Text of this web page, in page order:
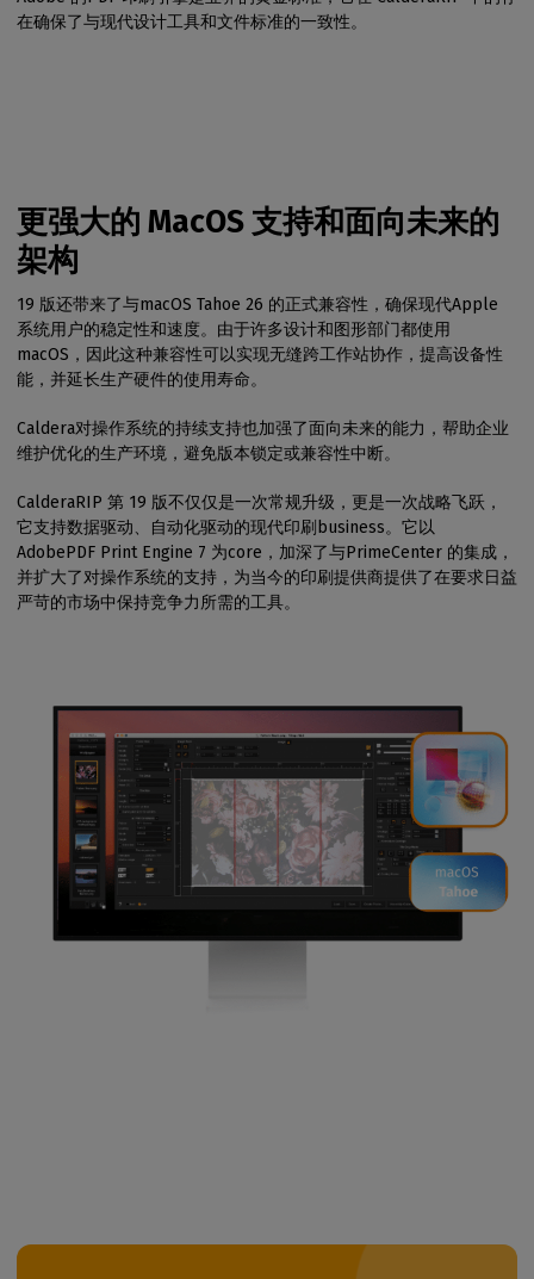
在确保了与现代设计工具和文件标准的一致性。
更强大的 MacOS 支持和面向未来的
架构
19 版还带来了与macOS Tahoe 26 的正式兼容性，确保现代Apple
系统用户的稳定性和速度。由于许多设计和图形部门都使用
macOS，因此这种兼容性可以实现无缝跨工作站协作，提高设备性
能，并延长生产硬件的使用寿命。
Caldera对操作系统的持续支持也加强了面向未来的能力，帮助企业
维护优化的生产环境，避免版本锁定或兼容性中断。
CalderaRIP 第 19 版不仅仅是一次常规升级，更是一次战略飞跃，
它支持数据驱动、自动化驱动的现代印刷business。它以
AdobePDF Print Engine 7 为core，加深了与PrimeCenter 的集成，
并扩大了对操作系统的支持，为当今的印刷提供商提供了在要求日益
严苛的市场中保持竞争力所需的工具。